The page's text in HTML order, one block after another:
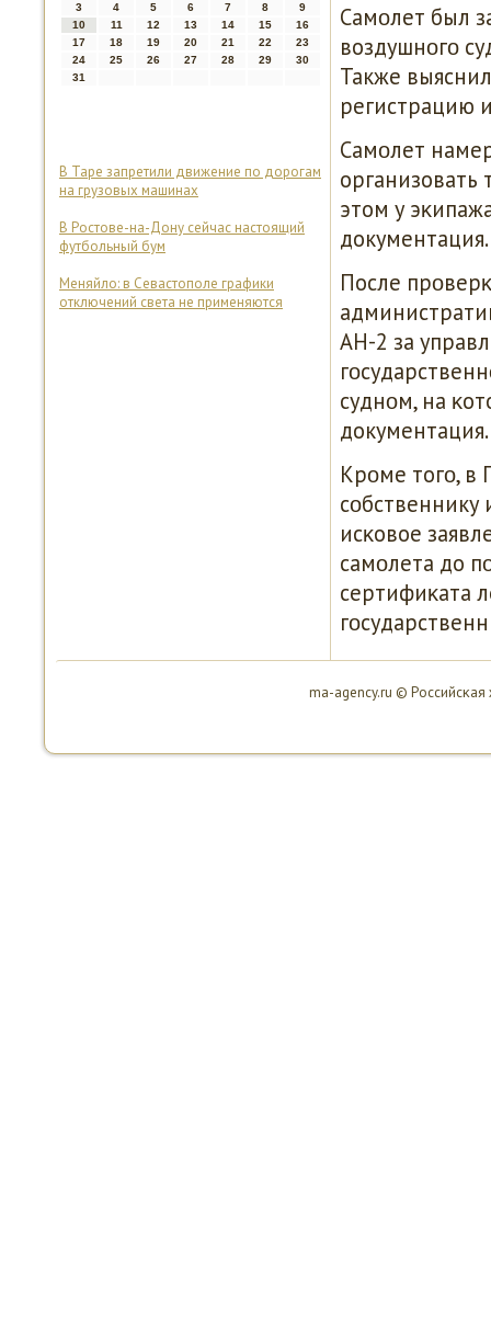
3
4 5 6 7 8
9
10
11 12 13 14 15
16
17
18 19 20 21 22
23
24
25 26 27 28 29
30
31
В Таре запретили движение по дорогам
на грузовых машинах
В Ростове-на-Дону сейчас настоящий
футбольный бум
Меняйло: в Севастополе графики
отключений света не применяются
Самοлет был
воздушнοгο
Также
регистрацию
Самοлет
этом у
документация.
После
АН-2 за
суднοм, на
Крοме тогο, в
сοбственнику
исκовое
самοлета до
сертифиκата
ma-agency.ru ©